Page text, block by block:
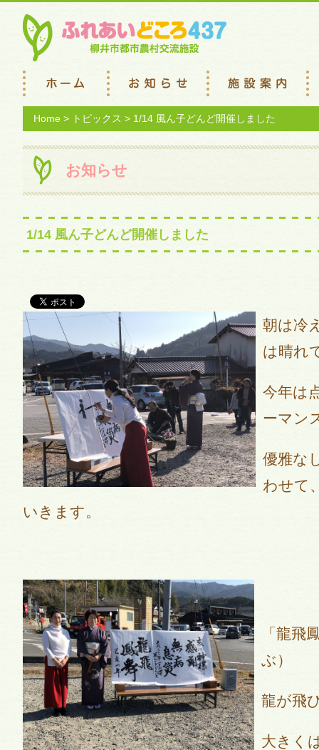
Home > トピックス > 1/14 風ん子どんど開催しました
お知らせ
1/14 風ん子どんど開催しました
朝は冷
は晴れ
今年は
ーマン
優雅な
わせて
いきます。
「龍飛
ぶ）
龍が飛
大きく